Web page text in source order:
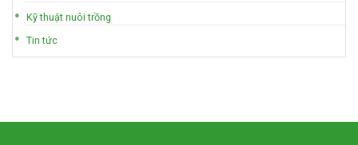
Kỹ thuật nuôi trồng
Tin tức